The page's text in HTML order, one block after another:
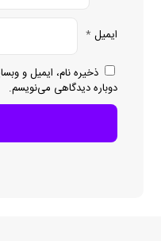
ایمیل *
ذخیره نام، ایمیل و
دوباره دیدگاهی می‌نویسم.